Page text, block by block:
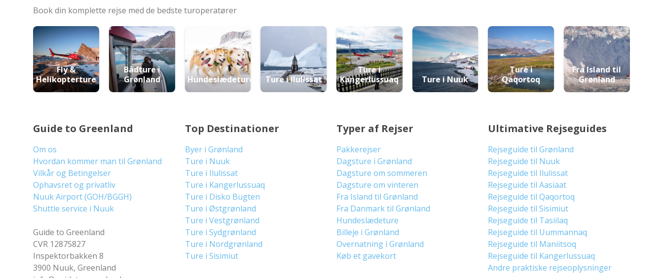
Book din komplette rejse med de bedste turoperatører
Fly &
Helikopterture
Bådture i
Grønland
Hundeslædeture Ture i Ilulissat
Ture i
Kangerlussuaq
Ture i Nuuk
Ture i
Qaqortoq
Fra Island til
Grønland
Guide to Greenland
Om os
Hvordan kommer man til Grønland
Vilkår og Betingelser
Ophavsret og privatliv
Nuuk Airport (GOH/BGGH)
Shuttle service i Nuuk
Guide to Greenland
CVR 12875827
Inspektorbakken 8
3900 Nuuk, Greenland
Top Destinationer
Byer i Grønland
Ture i Nuuk
Ture i Ilulissat
Ture i Kangerlussuaq
Ture i Disko Bugten
Ture i Østgrønland
Ture i Vestgrønland
Ture i Sydgrønland
Ture i Nordgrønland
Ture i Sisimiut
Typer af Rejser
Pakkerejser
Dagsture i Grønland
Dagsture om sommeren
Dagsture om vinteren
Fra Island til Grønland
Fra Danmark til Grønland
Hundeslædeture
Billeje i Grønland
Overnatning i Grønland
Køb et gavekort
Ultimative Rejseguides
Rejseguide til Grønland
Rejseguide til Nuuk
Rejseguide til Ilulissat
Rejseguide til Aasiaat
Rejseguide til Qaqortoq
Rejseguide til Sisimiut
Rejseguide til Tasiilaq
Rejseguide til Uummannaq
Rejseguide til Maniitsoq
Rejseguide til Kangerlussuaq
Andre praktiske rejseoplysninger